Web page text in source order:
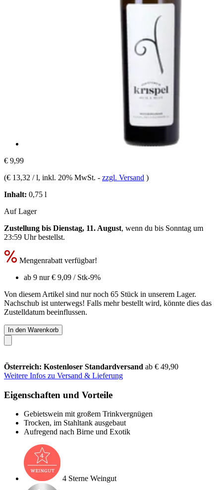
€ 9,99
(€ 13,32 / l, inkl. 20% MwSt. - zzgl. Versand )
Inhalt: 0,75 l
Auf Lager
Zustellung bis Dienstag, 11. August, wenn du bis Sonntag um
23:59 Uhrbestellst.
Mengenrabatt verfügbar!
ab 9 nur€ 9,09 / Stk-9%
Von diesem Artikel sind nur noch 65 Stück in unserem Lager.
Nachschub ist unterwegs! Falls mehr bestellt wird, könnte dies das
Zustelldatum beeinflussen.
In den Warenkorb
Österreich: Kostenloser Standardversand ab € 49,90
Weitere Infos zu Versand & Lieferung
Eigenschaften und Vorteile
Gebietswein mit großem Trinkvergnügen
Trocken, im Stahltank ausgebaut
Aufregend nach Birne und Exotik
4 Sterne Weingut